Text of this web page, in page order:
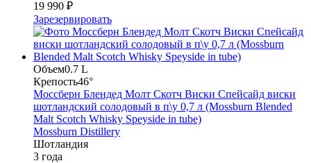
19 990 ₽
Зарезервировать
Объем0.7 L
Крепость46°
Моссберн Блендед Молт Скотч Виски Спейсайд виски
шотландский солодовый в п\у 0,7 л (Mossburn Blended
Malt Scotch Whisky Speyside in tube)
Mossburn Distillery
Шотландия
3 года